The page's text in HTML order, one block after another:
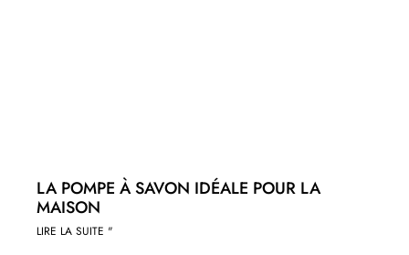
LA POMPE À SAVON IDÉALE POUR LA
MAISON
LIRE LA SUITE "